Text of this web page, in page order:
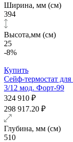
Ширина, мм (см)
394
Высота,мм (см)
25
-8%
Купить
Сейф-термостат
3/12 мод. Форт-99
324 910 ₽
298 917.20 ₽
Глубина, мм (см)
510